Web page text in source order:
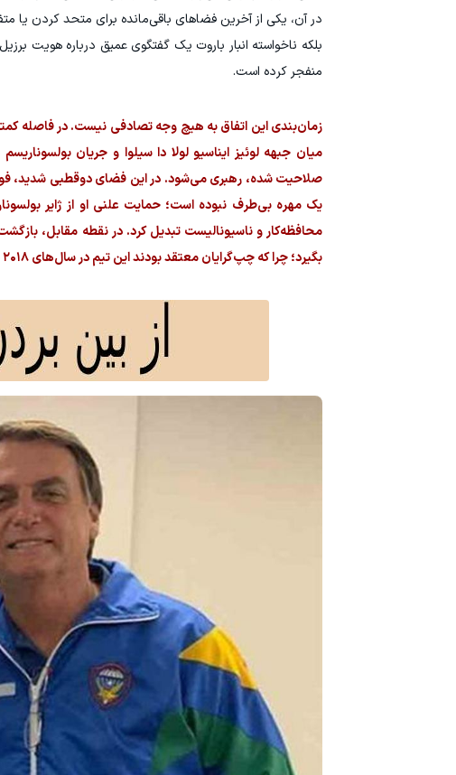
در آن، یکی از آخرین فضاهای باقی‌مانده برای متحد کردن یا
بلکه ناخواسته انبار باروت یک گفتگوی عمیق درباره هویت
منفجر کرده است.
میان جبهه لوئیز ایناسیو لولا دا سیلوا و جریان
صلاحیت شده، رهبری می‌شود. در این فضای دوقطبی شدید،
یک مهره بی‌طرف نبوده است؛ حمایت علنی او از ژایر
محافظه‌کار و ناسیونالیست تبدیل کرد. در نقطه مقابل،
بگیرد؛ چرا که چپ‌گرایان معتقد بودند این تیم در سال‌های ۲۰۱۸ تا ۲۰۲۲ به اسارت سیاسی جناح راست درآمده بود.